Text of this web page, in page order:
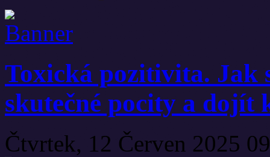
Toxická pozitivita. Jak
skutečné pocity a dojít
Čtvrtek, 12 Červen 2025